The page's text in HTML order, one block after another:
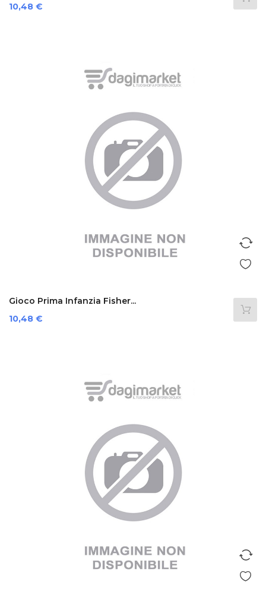
Prezzo
10,48 €
Gioco Prima Infanzia Fisher...
Prezzo
10,48 €